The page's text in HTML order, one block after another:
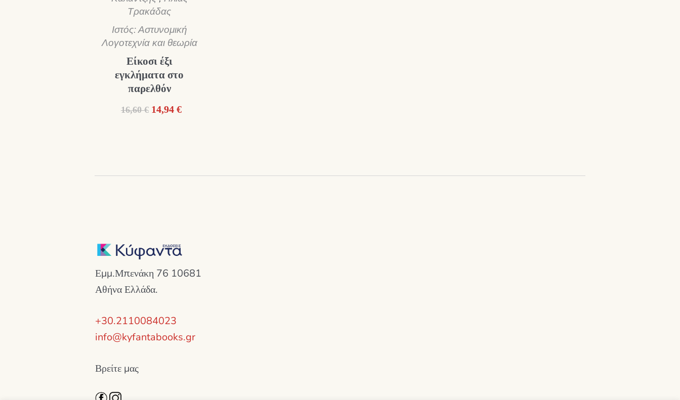
Τρακάδας
Ιστός: Αστυνομική
Λογοτεχνία και θεωρία
Είκοσι έξι
εγκλήματα στο
παρελθόν
16,60 € Original
14,94 €Η
Εμμ.Μπενάκη 76 10681
Αθήνα Ελλάδα.
+30.2110084023
info@kyfantabooks.gr
Βρείτε μας